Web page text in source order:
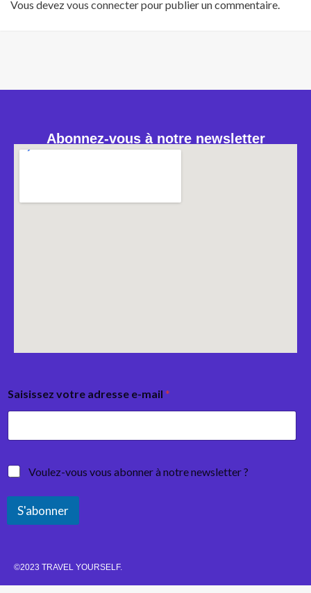
Vous devezvous connecterpour publier un commentaire.
Abonnez-vous à notre newsletter
Saisissez votre adresse e-mail *
Voulez-vous vous abonner à notre newsletter ?
S'abonner
©2023 TRAVEL YOURSELF.